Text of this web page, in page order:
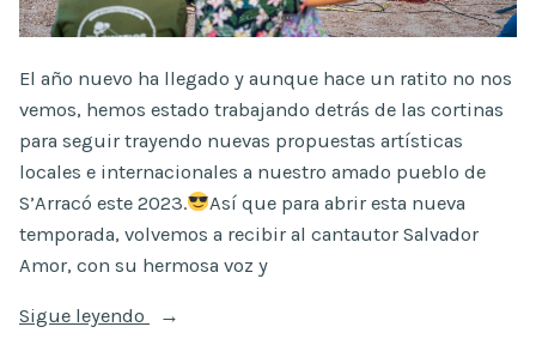
El año nuevo ha llegado y aunque hace un ratito no nos
vemos, hemos estado trabajando detrás de las cortinas
para seguir trayendo nuevas propuestas artísticas
locales e internacionales a nuestro amado pueblo de
S’Arracó este 2023.
Así que para abrir esta nueva
temporada, volvemos a recibir al cantautor Salvador
Amor, con su hermosa voz y
Sigue leyendo
«Salvador